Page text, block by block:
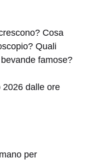
Cosa
Quali
famose?
2026 dalle ore
per